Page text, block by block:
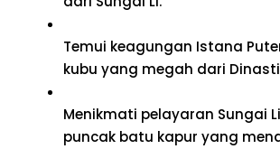
Temui keagungan Istana
kubu yang megah dari
Menikmati pelayaran Sungai
puncak batu kapur yang